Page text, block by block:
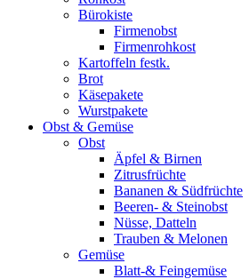
Bürokiste
Firmenobst
Firmenrohkost
Kartoffeln festk.
Brot
Käsepakete
Wurstpakete
Obst & Gemüse
Obst
Äpfel & Birnen
Zitrusfrüchte
Bananen & Südfrüchte
Beeren- & Steinobst
Nüsse, Datteln
Trauben & Melonen
Gemüse
Blatt-& Feingemüse